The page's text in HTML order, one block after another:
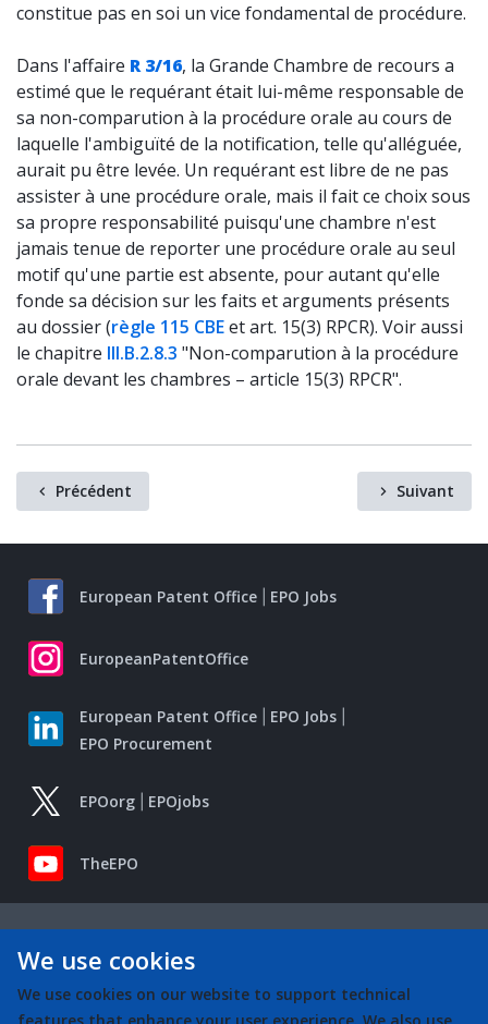
constitue pas en soi un vice fondamental de procédure.
Dans l'affaire R 3/16, la Grande Chambre de recours a
estimé que le requérant était lui-même responsable de
sa non-comparution à la procédure orale au cours de
laquelle l'ambiguïté de la notification, telle qu'alléguée,
aurait pu être levée. Un requérant est libre de ne pas
assister à une procédure orale, mais il fait ce choix sous
sa propre responsabilité puisqu'une chambre n'est
jamais tenue de reporter une procédure orale au seul
motif qu'une partie est absente, pour autant qu'elle
fonde sa décision sur les faits et arguments présents
au dossier (règle 115 CBEet art. 15(3) RPCR). Voir aussi
le chapitre III.B.2.8.3 "Non-comparution à la procédure
orale devant les chambres – article 15(3) RPCR".
Précédent Suivant
European Patent Office EPO Jobs
EuropeanPatentOffice
European Patent Office
EPO Jobs
EPO Procurement
EPOorg EPOjobs
TheEPO
We use cookies
We use cookies on our website to support technical